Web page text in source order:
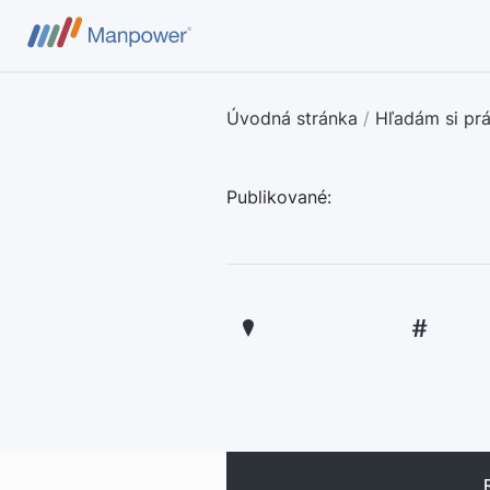
Úvodná stránka / Hľadám si
Publikované: